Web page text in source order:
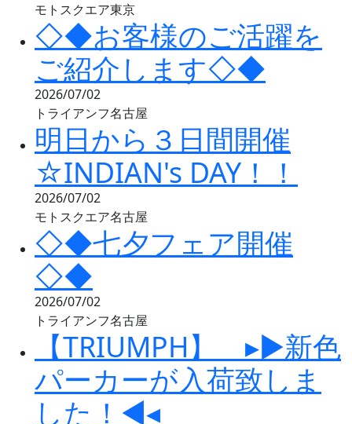
モトスクエア東京
◇◆お客様のご活躍を
ご紹介します◇◆
2026/07/02
トライアンフ名古屋
明日から３日間開催
☆INDIAN's DAY！！
2026/07/02
モトスクエア名古屋
◇◆七夕フェア開催
◇◆
2026/07/02
トライアンフ名古屋
【TRIUMPH】 ▸▶新色
パーカーが入荷致しま
した！◀◂